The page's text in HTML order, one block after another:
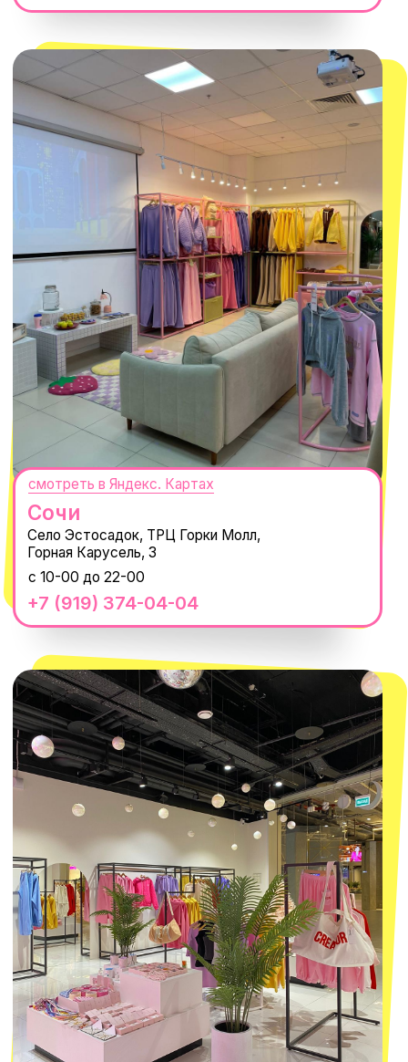
ИП Проворный Алексей Алексеевич
ИНН 667114098580
ОГРНИП 320665800076581
Telegram
WhatsApp
8 800 550-06-92
macrocosm_store@mail.ru
КОНТАКТЫ
Оплата долями
Size guide
ПОКУПАТЕЛЯМ
Вакансии
Реквизиты
Магазины
Наши путешествия
Наши проекты
Новости
Каталог
О КОМПАНИИ
© 2021-2025 Macrocosm ®
Нажимая "Подписаться", вы соглашаетесь с
Политикой обработки
Согласием на рассылку электронных
ПОДПИСАТЬСЯ
СЕКРЕТНЫЕ ПРОМОКОДЫ, ПРИГЛАШЕНИЯ
НА МЕРОПРИЯТИЯ И АНОНСЫ НОВИНОК
РАНЬШЕ ВСЕХ
@MACROCOSM_STORE
MACROCOSM
000+ подписчиков
14'000+ подписчиков в нашем Telegram-канале
Оферта
Пользовательское соглашение
данных